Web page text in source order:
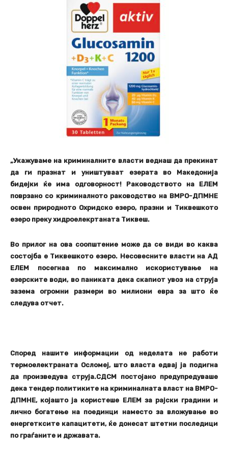
„Укажуваме на криминалните власти веднаш да прекинат
да ги празнат и уништуваат езерата во Македонија
бидејки ќе има одговорност! Раководството на ЕЛЕМ
поврзано со криминалното раководство на ВМРО-ДПМНЕ
освен природното Охридско езеро, празни и Тиквешкото
езеро преку хидроелекртаната Тиквеш.
Во прилог на ова соопштение може да се види во каква
состојба е Тиквешкото езеро. Несовесните власти на АД
ЕЛЕМ посегнаа по максимално искористување на
езерските води, во паниката дека скапиот увоз на струја
зазема огромни размери во милиони евра за што ќе
следува отчет.
Според нашите информации од неделата не работи
термоелектраната Осломеј, што власта едвај ја подигна
да произведува струја.СДСМ постојано предупредуваше
дека тендер политиките на криминалната власт на ВМРО-
ДПМНЕ, којашто ја користеше ЕЛЕМ за рајски градини и
лично богатење на поединци наместо за вложување во
енергетксите капацитети, ќе донесат штетни последици
по граѓаните и државата.